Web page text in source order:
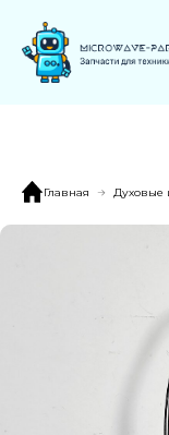
Главная Духовые